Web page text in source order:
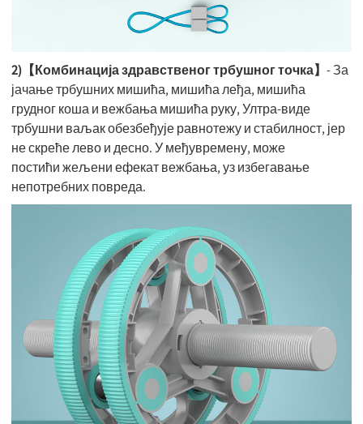
2)【Комбинација здравственог трбушног точка】- За
јачање трбушних мишића, мишића леђа, мишића
грудног коша и вежбања мишића руку, Ултра-виде
трбушни ваљак обезбеђује равнотежу и стабилност, јер
не скреће лево и десно. У међувремену, може
постићи жељени ефекат вежбања, уз избегавање
непотребних повреда.